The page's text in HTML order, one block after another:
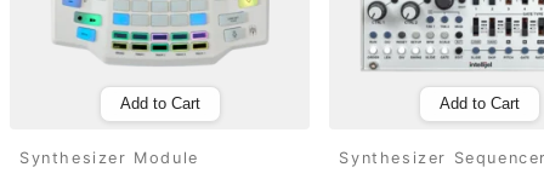
Add to Cart
Synthesizer Module
Add to Cart
Synthesizer